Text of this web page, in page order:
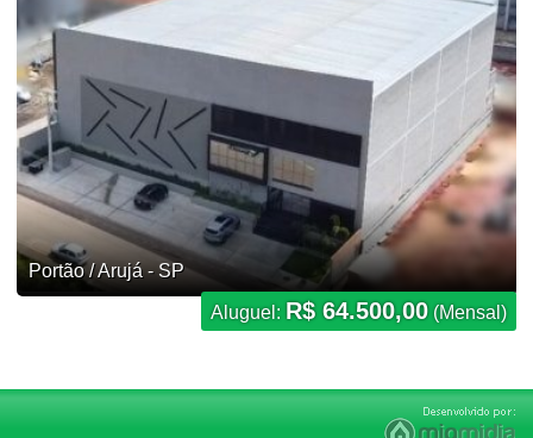
Portão / Arujá - SP
Aluguel: R$ 64.500,00 (Mensal)